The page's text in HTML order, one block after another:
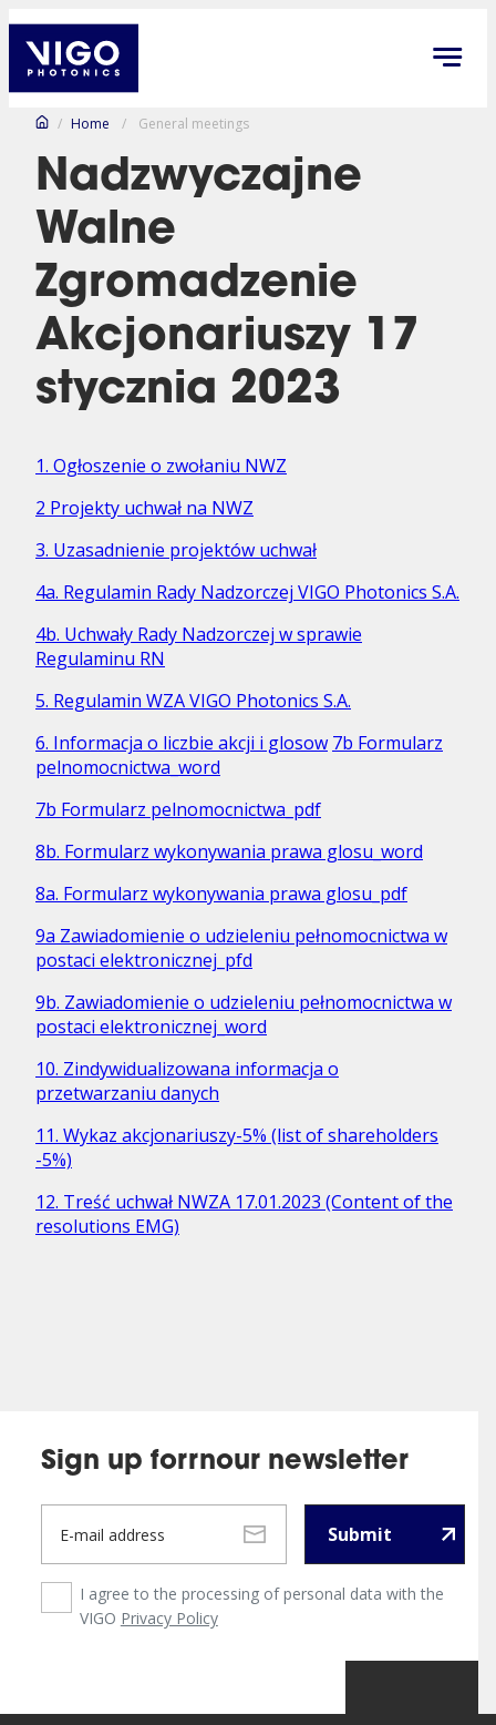
/ Home / General meetings
Nadzwyczajne
Walne
Zgromadzenie
Akcjonariuszy 17
stycznia 2023
1. Ogłoszenie o zwołaniu NWZ
2 Projekty uchwał na NWZ
3. Uzasadnienie projektów uchwał
4a. Regulamin Rady Nadzorczej VIGO Photonics S.A.
4b. Uchwały Rady Nadzorczej w sprawie
Regulaminu RN
5. Regulamin WZA VIGO Photonics S.A.
6. Informacja o liczbie akcji i glosow 7b Formularz
pelnomocnictwa_word
7b Formularz pelnomocnictwa_pdf
8b. Formularz wykonywania prawa glosu_word
8a. Formularz wykonywania prawa glosu_pdf
9a Zawiadomienie o udzieleniu pełnomocnictwa w
postaci elektronicznej_pfd
9b. Zawiadomienie o udzieleniu pełnomocnictwa w
postaci elektronicznej_word
10. Zindywidualizowana informacja o
przetwarzaniu danych
11. Wykaz akcjonariuszy-5% (list of shareholders
-5%)
12. Treść uchwał NWZA 17.01.2023 (Content of the
resolutions EMG)
Sign up forrnour newsletter
Submit
I agree to the processing of personal data with the
VIGO Privacy Policy